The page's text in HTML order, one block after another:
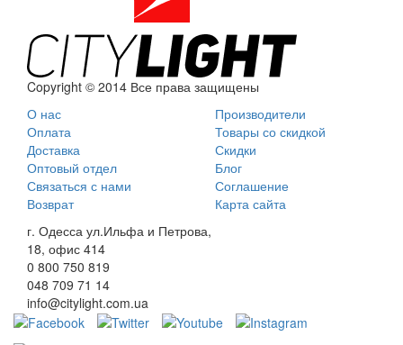
Copyright © 2014 Все права защищены
О нас
Оплата
Доставка
Оптовый отдел
Связаться с нами
Возврат
Производители
Товары со скидкой
Скидки
Блог
Соглашение
Карта сайта
г. Одесса ул.Ильфа и Петрова,
18, офис 414
0 800 750 819
048 709 71 14
info@citylight.com.ua